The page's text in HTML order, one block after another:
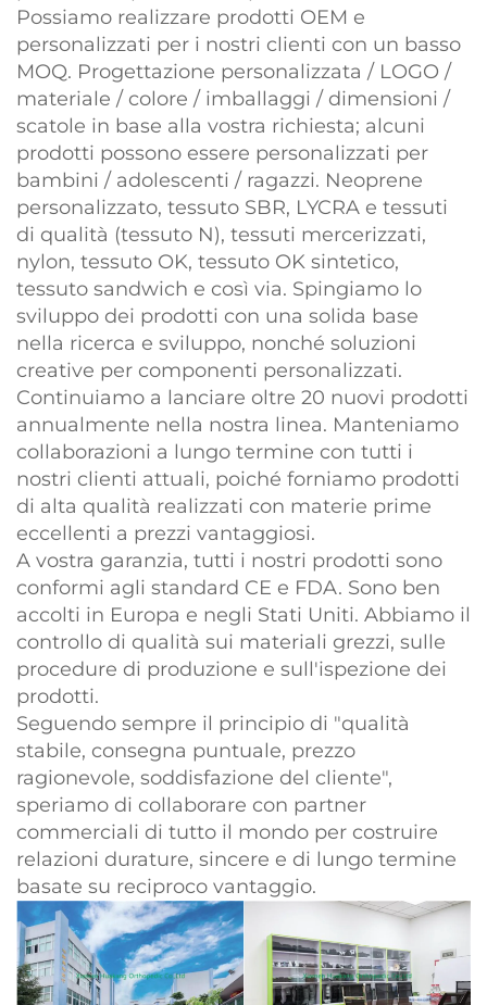
Possiamo realizzare prodotti OEM e
personalizzati per i nostri clienti con un basso
MOQ. Progettazione personalizzata / LOGO /
materiale / colore / imballaggi / dimensioni /
scatole in base alla vostra richiesta; alcuni
prodotti possono essere personalizzati per
bambini / adolescenti / ragazzi. Neoprene
personalizzato, tessuto SBR, LYCRA e tessuti
di qualità (tessuto N), tessuti mercerizzati,
nylon, tessuto OK, tessuto OK sintetico,
tessuto sandwich e così via. Spingiamo lo
sviluppo dei prodotti con una solida base
nella ricerca e sviluppo, nonché soluzioni
creative per componenti personalizzati.
Continuiamo a lanciare oltre 20 nuovi prodotti
annualmente nella nostra linea. Manteniamo
collaborazioni a lungo termine con tutti i
nostri clienti attuali, poiché forniamo prodotti
di alta qualità realizzati con materie prime
eccellenti a prezzi vantaggiosi.
A vostra garanzia, tutti i nostri prodotti sono
conformi agli standard CE e FDA. Sono ben
accolti in Europa e negli Stati Uniti. Abbiamo il
controllo di qualità sui materiali grezzi, sulle
procedure di produzione e sull'ispezione dei
prodotti.
Seguendo sempre il principio di "qualità
stabile, consegna puntuale, prezzo
ragionevole, soddisfazione del cliente",
speriamo di collaborare con partner
commerciali di tutto il mondo per costruire
relazioni durature, sincere e di lungo termine
basate su reciproco vantaggio.